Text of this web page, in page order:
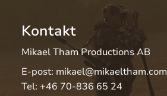
Kontakt
Mikael Tham Productions AB
E-post: mikael@mikaeltham.com
Tel: +46 70-836 65 24